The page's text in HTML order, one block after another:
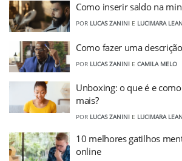
Como inserir saldo na
POR LUCAS ZANINI E LUCIMARA
Como fazer uma
POR LUCAS ZANINI E CAMILA MELO
Unboxing: o que é e
mais?
POR LUCAS ZANINI E LUCIMARA
10 melhores gatilhos
online